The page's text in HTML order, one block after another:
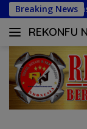
Langsung
ke
konten
Breaking News
Gelorakan
REKONFU
Tegas,
Berani
dan
Transparan